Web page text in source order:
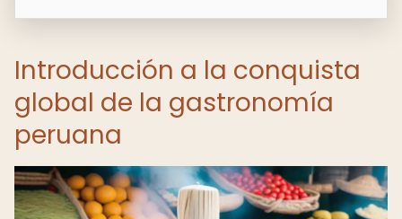
Introducción a la conquista
global de la gastronomía
peruana